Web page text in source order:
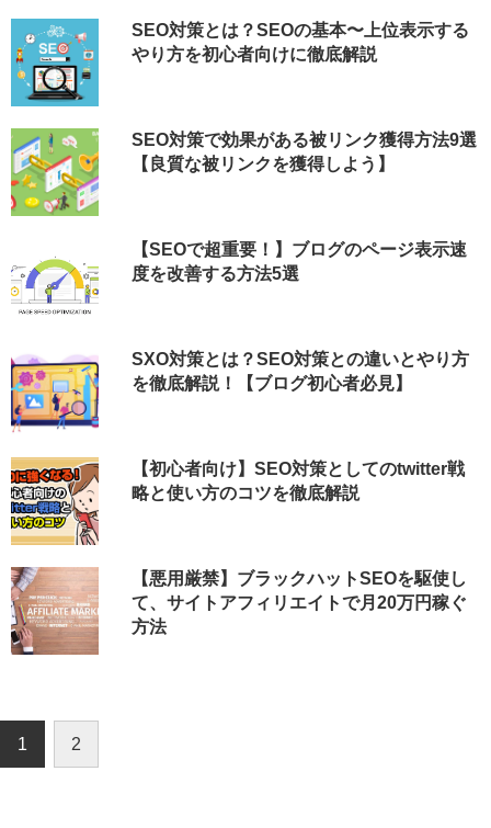
SEO対策とは？SEOの基本〜上位表示する
やり方を初心者向けに徹底解説
SEO対策で効果がある被リンク獲得方法9選
【良質な被リンクを獲得しよう】
【SEOで超重要！】ブログのページ表示速
度を改善する方法5選
SXO対策とは？SEO対策との違いとやり方
を徹底解説！【ブログ初心者必見】
【初心者向け】SEO対策としてのtwitter戦
略と使い方のコツを徹底解説
【悪用厳禁】ブラックハットSEOを駆使し
て、サイトアフィリエイトで月20万円稼ぐ
方法
1 2